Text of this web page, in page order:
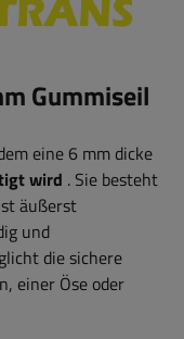
Gummiseil
eine 6 mm dicke
wird . Sie besteht
äußerst
und
die sichere
einer Öse oder